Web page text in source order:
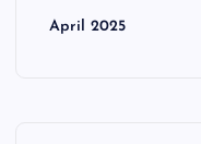
April 2025